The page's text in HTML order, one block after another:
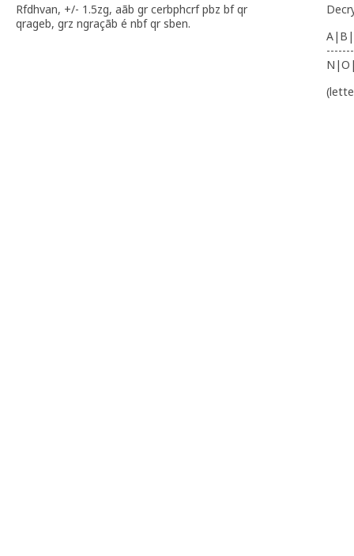
Rfdhvan, +/- 1.5zg, aãb gr cerbphcrf pbz bf qr
qrageb, grz ngraçãb é nbf qr sben.